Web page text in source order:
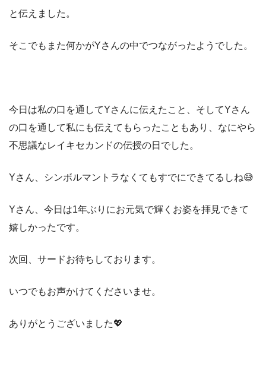
と伝えました。
そこでもまた何かがYさんの中でつながったようでした。
今日は私の口を通してYさんに伝えたこと、そしてYさん
の口を通して私にも伝えてもらったこともあり、なにやら
不思議なレイキセカンドの伝授の日でした。
Yさん、シンボルマントラなくてもすでにできてるしね😅
Yさん、今日は1年ぶりにお元気で輝くお姿を拝見できて
嬉しかったです。
次回、サードお待ちしております。
いつでもお声かけてくださいませ。
ありがとうございました💖